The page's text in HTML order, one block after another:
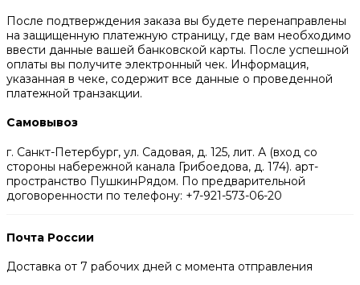
После подтверждения заказа вы будете перенаправлены
на защищенную платежную страницу, где вам необходимо
ввести данные вашей банковской карты. После успешной
оплаты вы получите электронный чек. Информация,
указанная в чеке, содержит все данные о проведенной
платежной транзакции.
Самовывоз
г. Санкт-Петербург, ул. Садовая, д. 125, лит. А (вход со
стороны набережной канала Грибоедова, д. 174). арт-
пространство ПушкинРядом. По предварительной
договоренности по телефону: +7-921-573-06-20
Почта России
Доставка от 7 рабочих дней с момента отправления